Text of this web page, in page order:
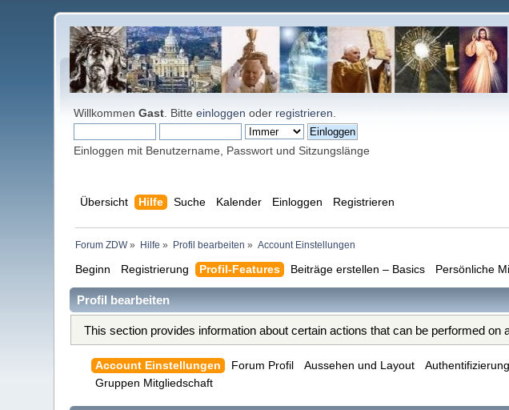
WillkommenGast . Bitteeinloggen oder registrieren
Einloggen mit Benutzername, Passwort und Sitzungslänge
Übersicht Hilfe Suche Kalender Einloggen Registrieren
Forum ZDW» Hilfe » Profil bearbeiten » Account Einstellungen
Beginn Registrierung Profil-Features Beiträge erstellen – Basics Persönliche
Profil bearbeiten
This section provides information about certain actions that can be performed on
Account Einstellungen Forum Profil Aussehen und Layout Authentifizierung
Gruppen Mitgliedschaft